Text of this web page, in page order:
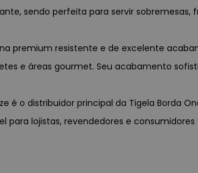
sendo perfeita para servir
premium resistente e de excelente
e áreas gourmet. Seu acabamento
é o distribuidor principal da Tigela Borda
para lojistas, revendedores e